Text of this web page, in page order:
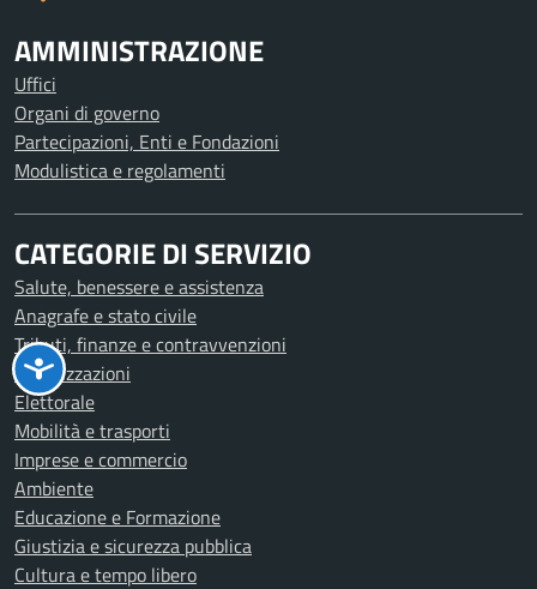
AMMINISTRAZIONE
Uffici
Organi di governo
Partecipazioni, Enti e Fondazioni
Modulistica e regolamenti
CATEGORIE DI SERVIZIO
Salute, benessere e assistenza
Anagrafe e stato civile
Tributi, finanze e contravvenzioni
Autorizzazioni
Elettorale
Mobilità e trasporti
Imprese e commercio
Ambiente
Educazione e Formazione
Giustizia e sicurezza pubblica
Cultura e tempo libero